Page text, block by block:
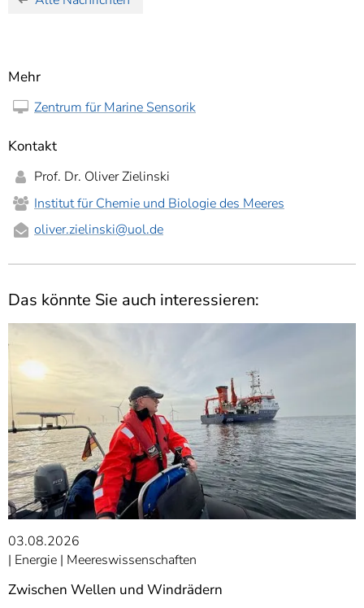
Mehr
Zentrum für Marine Sensorik
Kontakt
Prof. Dr. Oliver Zielinski
Institut für Chemie und Biologie des Meeres
oliver.zielinski@uol.de
Das könnte Sie auch interessieren:
03.08.2026
Energie Meereswissenschaften
Zwischen Wellen und Windrädern